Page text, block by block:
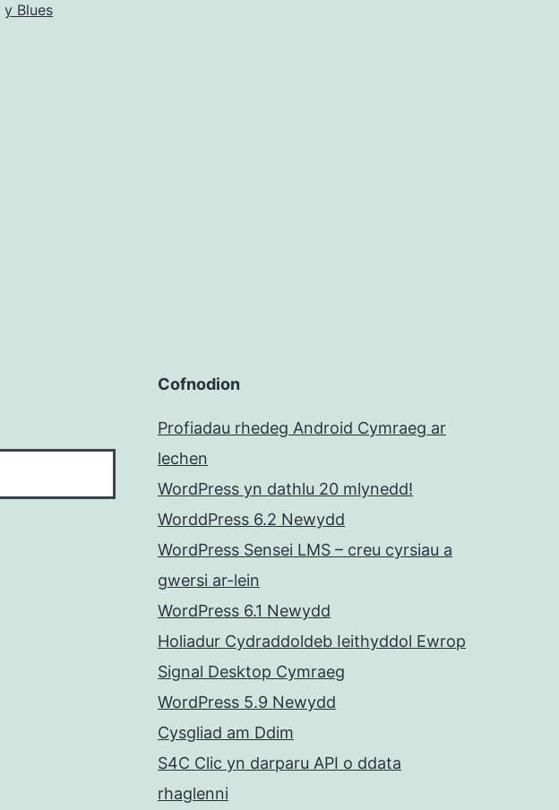
y Blues
Cofnodion
Profiadau rhedeg Android Cymraeg ar
lechen
WordPress yn dathlu 20 mlynedd!
WorddPress 6.2 Newydd
WordPress Sensei LMS – creu cyrsiau a
gwersi ar-lein
WordPress 6.1 Newydd
Holiadur Cydraddoldeb Ieithyddol Ewrop
Signal Desktop Cymraeg
WordPress 5.9 Newydd
Cysgliad am Ddim
S4C Clic yn darparu API o ddata
rhaglenni